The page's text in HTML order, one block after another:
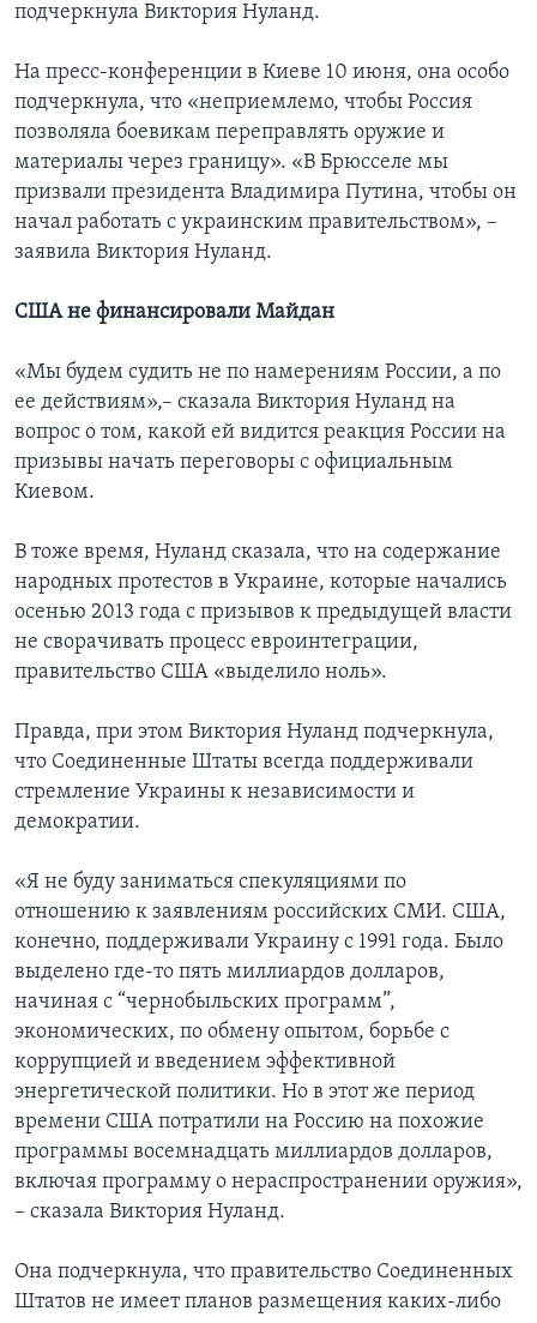
подчеркнула Виктория Нуланд.
На пресс-конференции в Киеве 10 июня, она особо
подчеркнула, что «неприемлемо, чтобы Россия
позволяла боевикам переправлять оружие и
материалы через границу». «В Брюсселе мы
призвали президента Владимира Путина, чтобы он
начал работать с украинским правительством», –
заявила Виктория Нуланд.
США не финансировали Майдан
«Мы будем судить не по намерениям России, а по
ее действиям»,– сказала Виктория Нуланд на
вопрос о том, какой ей видится реакция России на
призывы начать переговоры с официальным
Киевом.
В тоже время, Нуланд сказала, что на содержание
народных протестов в Украине, которые начались
осенью 2013 года с призывов к предыдущей власти
не сворачивать процесс евроинтеграции,
правительство США «выделило ноль».
Правда, при этом Виктория Нуланд подчеркнула,
что Соединенные Штаты всегда поддерживали
стремление Украины к независимости и
демократии.
«Я не буду заниматься спекуляциями по
отношению к заявлениям российских СМИ. США,
конечно, поддерживали Украину с 1991 года. Было
выделено где-то пять миллиардов долларов,
начиная с “чернобыльских программ”,
экономических, по обмену опытом, борьбе с
коррупцией и введением эффективной
энергетической политики. Но в этот же период
времени США потратили на Россию на похожие
программы восемнадцать миллиардов долларов,
включая программу о нераспространении оружия»,
– сказала Виктория Нуланд.
Она подчеркнула, что правительство Соединенных
Штатов не имеет планов размещения каких-либо